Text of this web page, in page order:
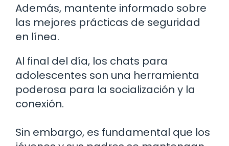
Además, mantente informado sobre
las mejores prácticas de seguridad
en línea.
Al final del día, los chats para
adolescentes son una herramienta
poderosa para la socialización y la
conexión.
Sin embargo, es fundamental que los